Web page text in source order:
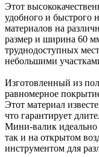
Этот
удобного и быстрого
материалов на
размер и ширина 60
труднодоступных
небольшими
Изготовленный из
равномерное
Этот материал
что гарантирует
Мини-валик идеально
так и на открытом
инструментом для